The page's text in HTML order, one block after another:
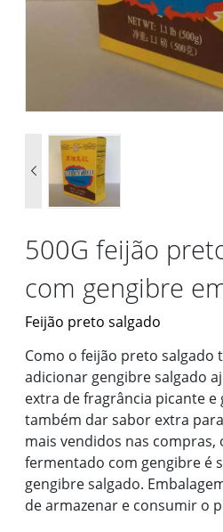

500G feijão
com gengibre
Feijão preto salgado
Como o feijão preto salgado
adicionar gengibre salgado
extra de fragrância picante
também dar sabor extra
mais vendidos nas
fermentado com gengibre é
gengibre salgado.
de armazenar e consumir o